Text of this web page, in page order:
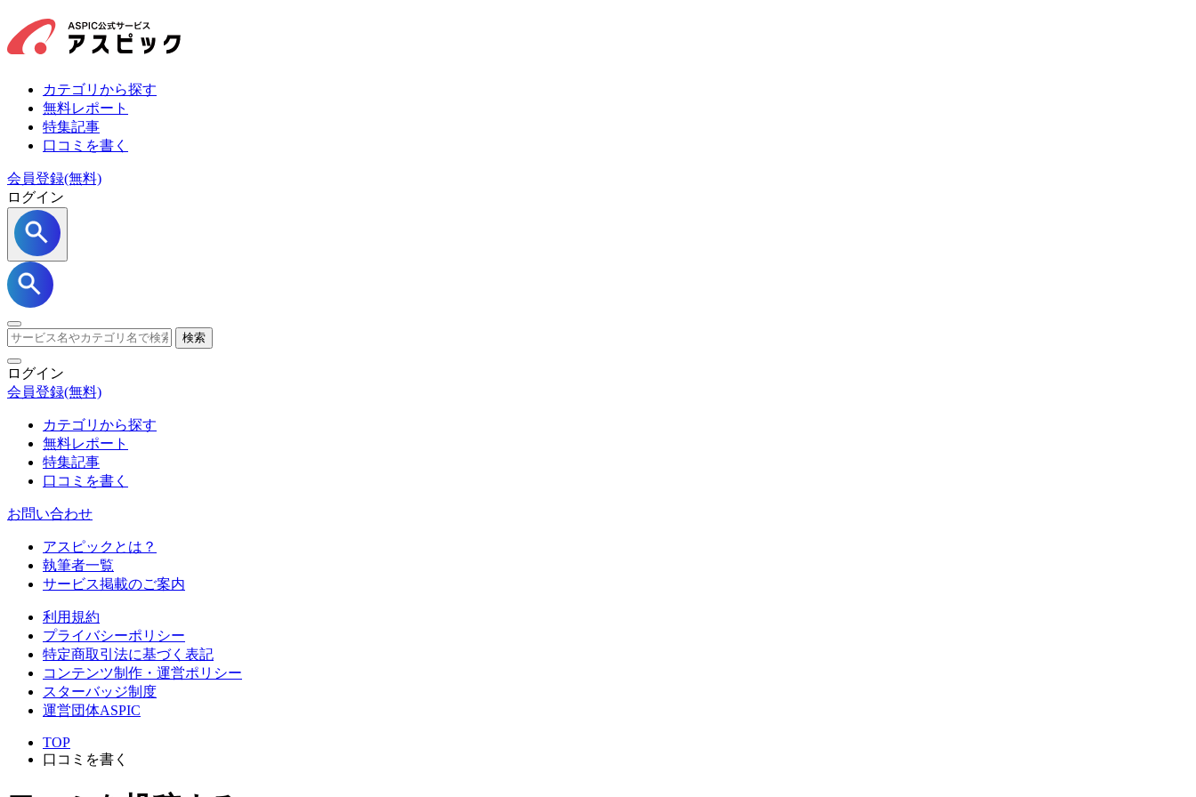
カテゴリから探す
無料レポート
特集記事
口コミを書く
会員登録(無料)
ログイン
検索
ログイン
会員登録(無料)
カテゴリから探す
無料レポート
特集記事
口コミを書く
お問い合わせ
アスピックとは？
執筆者一覧
サービス掲載のご案内
利用規約
プライバシーポリシー
特定商取引法に基づく表記
コンテンツ制作・運営ポリシー
スターバッジ制度
運営団体ASPIC
TOP
口コミを書く